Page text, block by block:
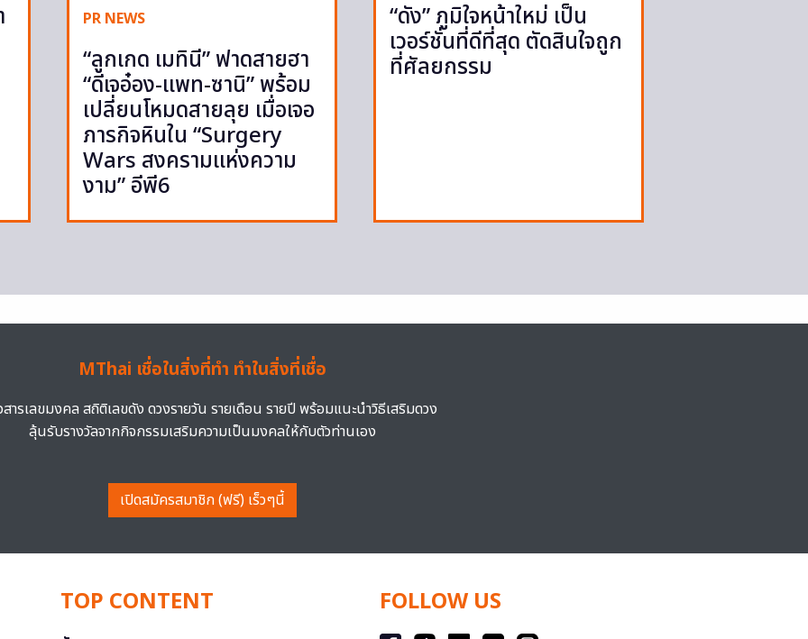
PR NEWS
“ลูกเกด เมทินี” ฟาดสายฮา
“ดีเจอ๋อง-แพท-ซานิ” พร้อม
เปลี่ยนโหมดสายลุย เมื่อเจอ
ภารกิจหินใน “Surgery
Wars สงครามแห่งความ
งาม” อีพี6
“ดัง” ภูมิใจหน้าใหม่ เป็น
เวอร์ชั่นที่ดีที่สุด ตัดสินใจถูก
ที่ศัลยกรรม
MThai เชื่อในสิ่งที่ทำ ทำในสิ่งที่เชื่อ
สารเลขมงคล สถิติเลขดัง ดวงรายวัน รายเดือน รายปี พร้อมแนะนำวิธีเสริมดวง
ลุ้นรับรางวัลจากกิจกรรมเสริมความเป็นมงคลให้กับตัวท่านเอง
เปิดสมัครสมาชิก (ฟรี) เร็วๆนี้
TOP CONTENT FOLLOW US